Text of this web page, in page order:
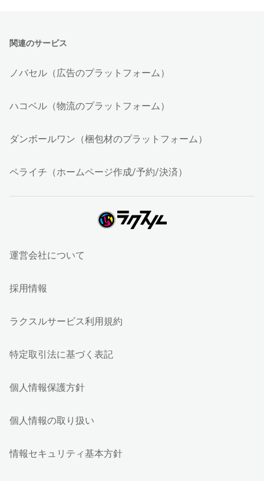
関連のサービス
ノバセル（広告のプラットフォーム）
ハコベル（物流のプラットフォーム）
ダンボールワン（梱包材のプラットフォーム）
ペライチ（ホームページ作成/予約/決済）
運営会社について
採用情報
ラクスルサービス利用規約
特定取引法に基づく表記
個人情報保護方針
個人情報の取り扱い
情報セキュリティ基本方針